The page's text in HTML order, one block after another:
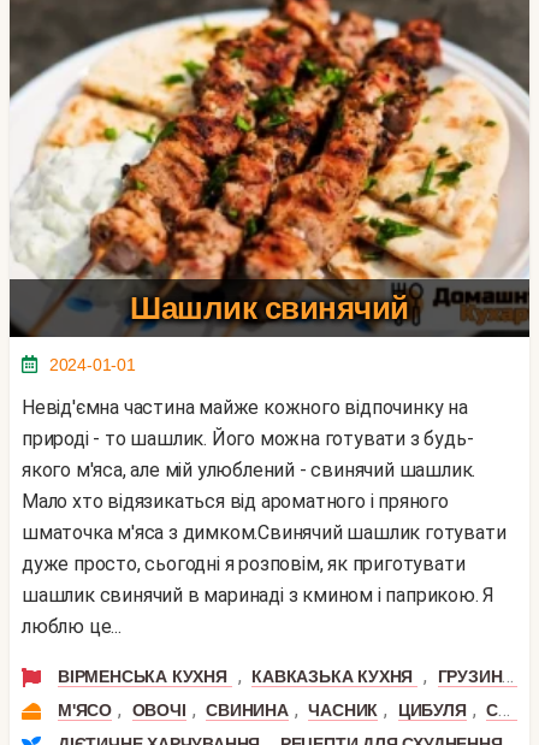
Шашлик свинячий
2024-01-01
Невід'ємна частина майже кожного відпочинку на
природі - то шашлик. Його можна готувати з будь-
якого м'яса, але мій улюблений - свинячий шашлик.
Мало хто відязикаться від ароматного і пряного
шматочка м'яса з димком.Свинячий шашлик готувати
дуже просто, сьогодні я розповім, як приготувати
шашлик свинячий в маринаді з кмином і паприкою. Я
люблю це...
ВІРМЕНСЬКА КУХНЯ , КАВКАЗЬКА КУХНЯ ,
ГРУЗИНСЬКА КУХНЯ
М'ЯСО , ОВОЧІ , СВИНИНА , ЧАСНИК , ЦИБУЛЯ , СВИНЯЧА КОРЕЙКА